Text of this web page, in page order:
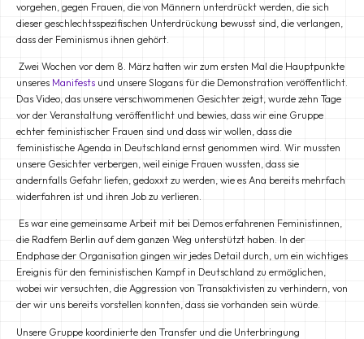
vorgehen, gegen Frauen, die von Männern unterdrückt werden, die sich
dieser geschlechtsspezifischen Unterdrückung bewusst sind, die verlangen,
dass der Feminismus ihnen gehört.
Zwei Wochen vor dem 8. März hatten wir zum ersten Mal die Hauptpunkte
unseres Manifests und unsere Slogans für die Demonstration veröffentlicht.
Das Video, das unsere verschwommenen Gesichter zeigt, wurde zehn Tage
vor der Veranstaltung veröffentlicht und bewies, dass wir eine Gruppe
echter feministischer Frauen sind und dass wir wollen, dass die
feministische Agenda in Deutschland ernst genommen wird. Wir mussten
unsere Gesichter verbergen, weil einige Frauen wussten, dass sie
andernfalls Gefahr liefen, gedoxxt zu werden, wie es Ana bereits mehrfach
widerfahren ist und ihren Job zu verlieren.
Es war eine gemeinsame Arbeit mit bei Demos erfahrenen Feministinnen,
die Radfem Berlin auf dem ganzen Weg unterstützt haben. In der
Endphase der Organisation gingen wir jedes Detail durch, um ein wichtiges
Ereignis für den feministischen Kampf in Deutschland zu ermöglichen,
wobei wir versuchten, die Aggression von Transaktivisten zu verhindern, von
der wir uns bereits vorstellen konnten, dass sie vorhanden sein würde.
Unsere Gruppe koordinierte den Transfer und die Unterbringung